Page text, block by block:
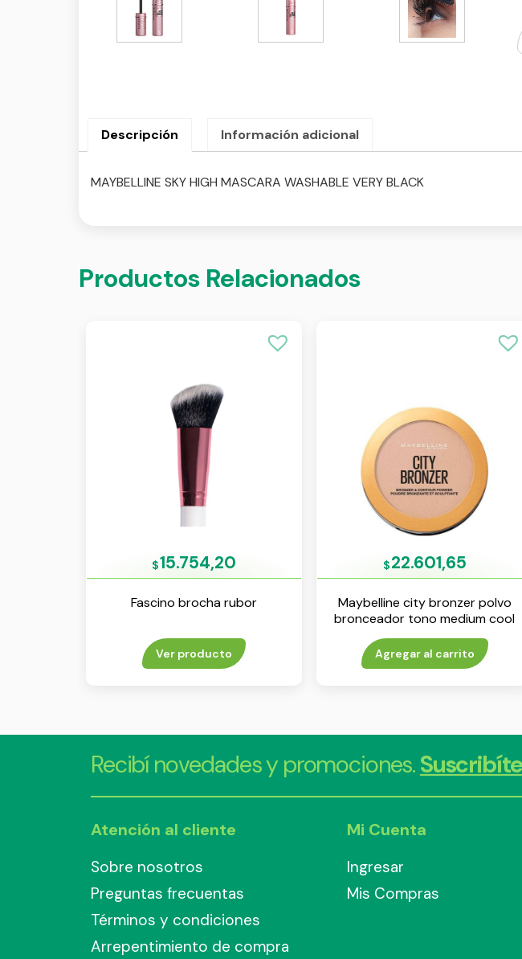
Descripción Información adicional
MAYBELLINE SKY HIGH MASCARA WASHABLE VERY BLACK
Productos Relacionados
$15.754,20
Fascino brocha rubor
Ver producto
$22.601,65
Maybelline city bronzer polvo
bronceador tono medium cool
n.º 200
Agregar al carrito
Recibí novedades y promociones.
Atención al cliente
Sobre nosotros
Preguntas frecuentas
Términos y condiciones
Arrepentimiento de compra
Mi Cuenta
Ingresar
Mis Compras